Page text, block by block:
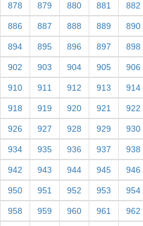
878 879 880 881 882
886 887 888 889 890
894 895 896 897 898
902 903 904 905 906
910 911 912 913 914
918 919 920 921 922
926 927 928 929 930
934 935 936 937 938
942 943 944 945 946
950 951 952 953 954
958 959 960 961 962